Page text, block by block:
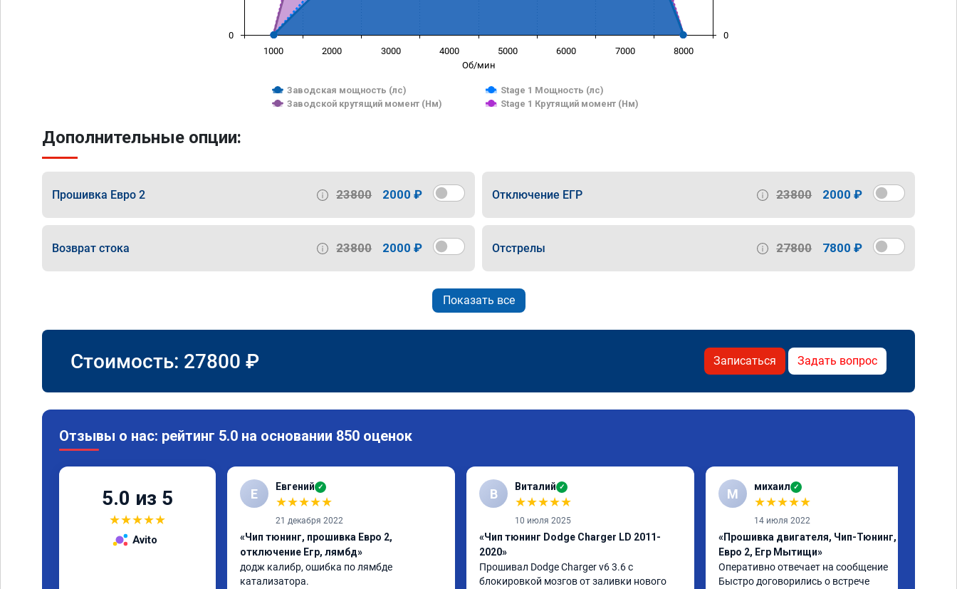
Об/мин
Заводская мощность (лс)
Stage 1 Мощность (лс)
Заводской крутящий момент (Нм)
Stage 1 Крутящий момент (Нм)
1000 2000 3000 4000 5000 6000 7000 8000
0 0
Дополнительные опции:
Прошивка Евро 2 23800 2000 ₽ Отключение ЕГР 23800 2000 ₽
Возврат стока 23800 2000 ₽ Отстрелы 27800 7800 ₽
Показать все
Стоимость: 27800 ₽ Записаться Задать вопрос
Отзывы о нас: рейтинг 5.0 на основании 850 оценок
5.0 из 5
★★★★★
Avito
Е Евгений ✓
★★★★★
21 декабря 2022
«Чип тюнинг, прошивка Евро 2,
отключение Егр, лямбд»
додж калибр, ошибка по лямбде
катализатора.
В Виталий ✓
★★★★★
10 июля 2025
«Чип тюнинг Dodge Charger LD 2011-
2020»
Прошивал Dodge Charger v6 3.6 с
блокировкой мозгов от заливки нового
М михаил ✓
★★★★★
14 июля 2022
«Прошивка двигателя, Чип-Тюнинг,
Евро 2, Егр Мытищи»
Оперативно отвечает на сообщение
Быстро договорились о встрече